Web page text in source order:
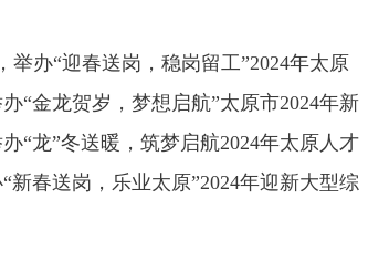
办“迎春送岗，稳岗留工”2024年太原
“金龙贺岁，梦想启航”太原市2024年新
“龙”冬送暖，筑梦启航2024年太原人才
新春送岗，乐业太原”2024年迎新大型综